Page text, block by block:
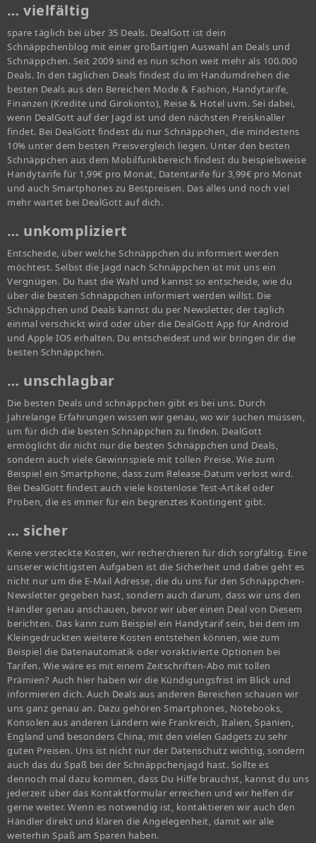
… vielfältig
spare täglich bei über 35 Deals. DealGott ist dein
Schnäppchenblog mit einer großartigen Auswahl an Deals und
Schnäppchen. Seit 2009 sind es nun schon weit mehr als 100.000
Deals. In den täglichen Deals findest du im Handumdrehen die
besten Deals aus den Bereichen Mode & Fashion, Handytarife,
Finanzen (Kredite und Girokonto), Reise & Hotel uvm. Sei dabei,
wenn DealGott auf der Jagd ist und den nächsten Preisknaller
findet. Bei DealGott findest du nur Schnäppchen, die mindestens
10% unter dem besten Preisvergleich liegen. Unter den besten
Schnäppchen aus dem Mobilfunkbereich findest du beispielsweise
Handytarife für 1,99€ pro Monat, Datentarife für 3,99€ pro Monat
und auch Smartphones zu Bestpreisen. Das alles und noch viel
mehr wartet bei DealGott auf dich.
… unkompliziert
Entscheide, über welche Schnäppchen du informiert werden
möchtest. Selbst die Jagd nach Schnäppchen ist mit uns ein
Vergnügen. Du hast die Wahl und kannst so entscheide, wie du
über die besten Schnäppchen informiert werden willst. Die
Schnäppchen und Deals kannst du per Newsletter, der täglich
einmal verschickt wird oder über die DealGott App für Android
und Apple IOS erhalten. Du entscheidest und wir bringen dir die
besten Schnäppchen.
… unschlagbar
Die besten Deals und schnäppchen gibt es bei uns. Durch
Jahrelange Erfahrungen wissen wir genau, wo wir suchen müssen,
um für dich die besten Schnäppchen zu finden. DealGott
ermöglicht dir nicht nur die besten Schnäppchen und Deals,
sondern auch viele Gewinnspiele mit tollen Preise. Wie zum
Beispiel ein Smartphone, dass zum Release-Datum verlost wird.
Bei DealGott findest auch viele kostenlose Test-Artikel oder
Proben, die es immer für ein begrenztes Kontingent gibt.
… sicher
Keine versteckte Kosten, wir recherchieren für dich sorgfältig. Eine
unserer wichtigsten Aufgaben ist die Sicherheit und dabei geht es
nicht nur um die E-Mail Adresse, die du uns für den Schnäppchen-
Newsletter gegeben hast, sondern auch darum, dass wir uns den
Händler genau anschauen, bevor wir über einen Deal von Diesem
berichten. Das kann zum Beispiel ein Handytarif sein, bei dem im
Kleingedruckten weitere Kosten entstehen können, wie zum
Beispiel die Datenautomatik oder voraktivierte Optionen bei
Tarifen. Wie wäre es mit einem Zeitschriften-Abo mit tollen
Prämien? Auch hier haben wir die Kündigungsfrist im Blick und
informieren dich. Auch Deals aus anderen Bereichen schauen wir
uns ganz genau an. Dazu gehören Smartphones, Notebooks,
Konsolen aus anderen Ländern wie Frankreich, Italien, Spanien,
England und besonders China, mit den vielen Gadgets zu sehr
guten Preisen. Uns ist nicht nur der Datenschutz wichtig, sondern
auch das du Spaß bei der Schnäppchenjagd hast. Sollte es
dennoch mal dazu kommen, dass Du Hilfe brauchst, kannst du uns
jederzeit über das Kontaktformular erreichen und wir helfen dir
gerne weiter. Wenn es notwendig ist, kontaktieren wir auch den
Händler direkt und klären die Angelegenheit, damit wir alle
weiterhin Spaß am Sparen haben.